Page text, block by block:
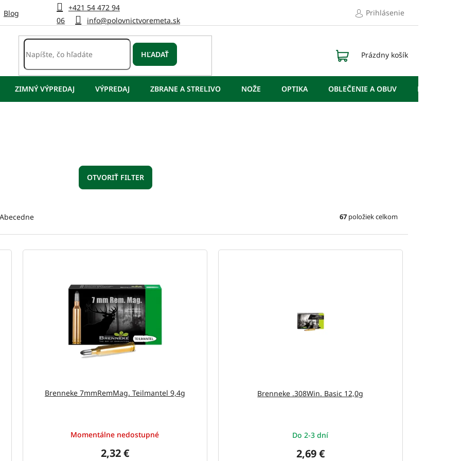
+421 54 472 94
06
info@polovnictvoremeta.sk
Blog Prihlásenie
HĽADAŤ
NÁKUPNÝ
Prázdny košík
ZIMNÝ VÝPREDAJ VÝPREDAJ ZBRANE A STRELIVO NOŽE OPTIKA OBLEČENIE A OBUV DOPLNKY
OTVORIŤ FILTER
Abecedne 67 položiek celkom
Brenneke 7mmRemMag. Teilmantel 9,4g
Momentálne nedostupné
2,32 €
Brenneke .308Win. Basic 12,0g
Do 2-3 dní
2,69 €